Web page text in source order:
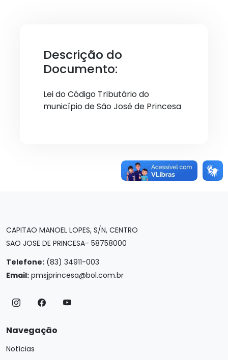
Descrição do
Documento:
Lei do Código Tributário do
município de São José de Princesa
CAPITAO MANOEL LOPES, S/N, CENTRO
SAO JOSE DE PRINCESA- 58758000
Telefone: (83) 34911-003
Email: pmsjprincesa@bol.com.br
Navegação
Notícias